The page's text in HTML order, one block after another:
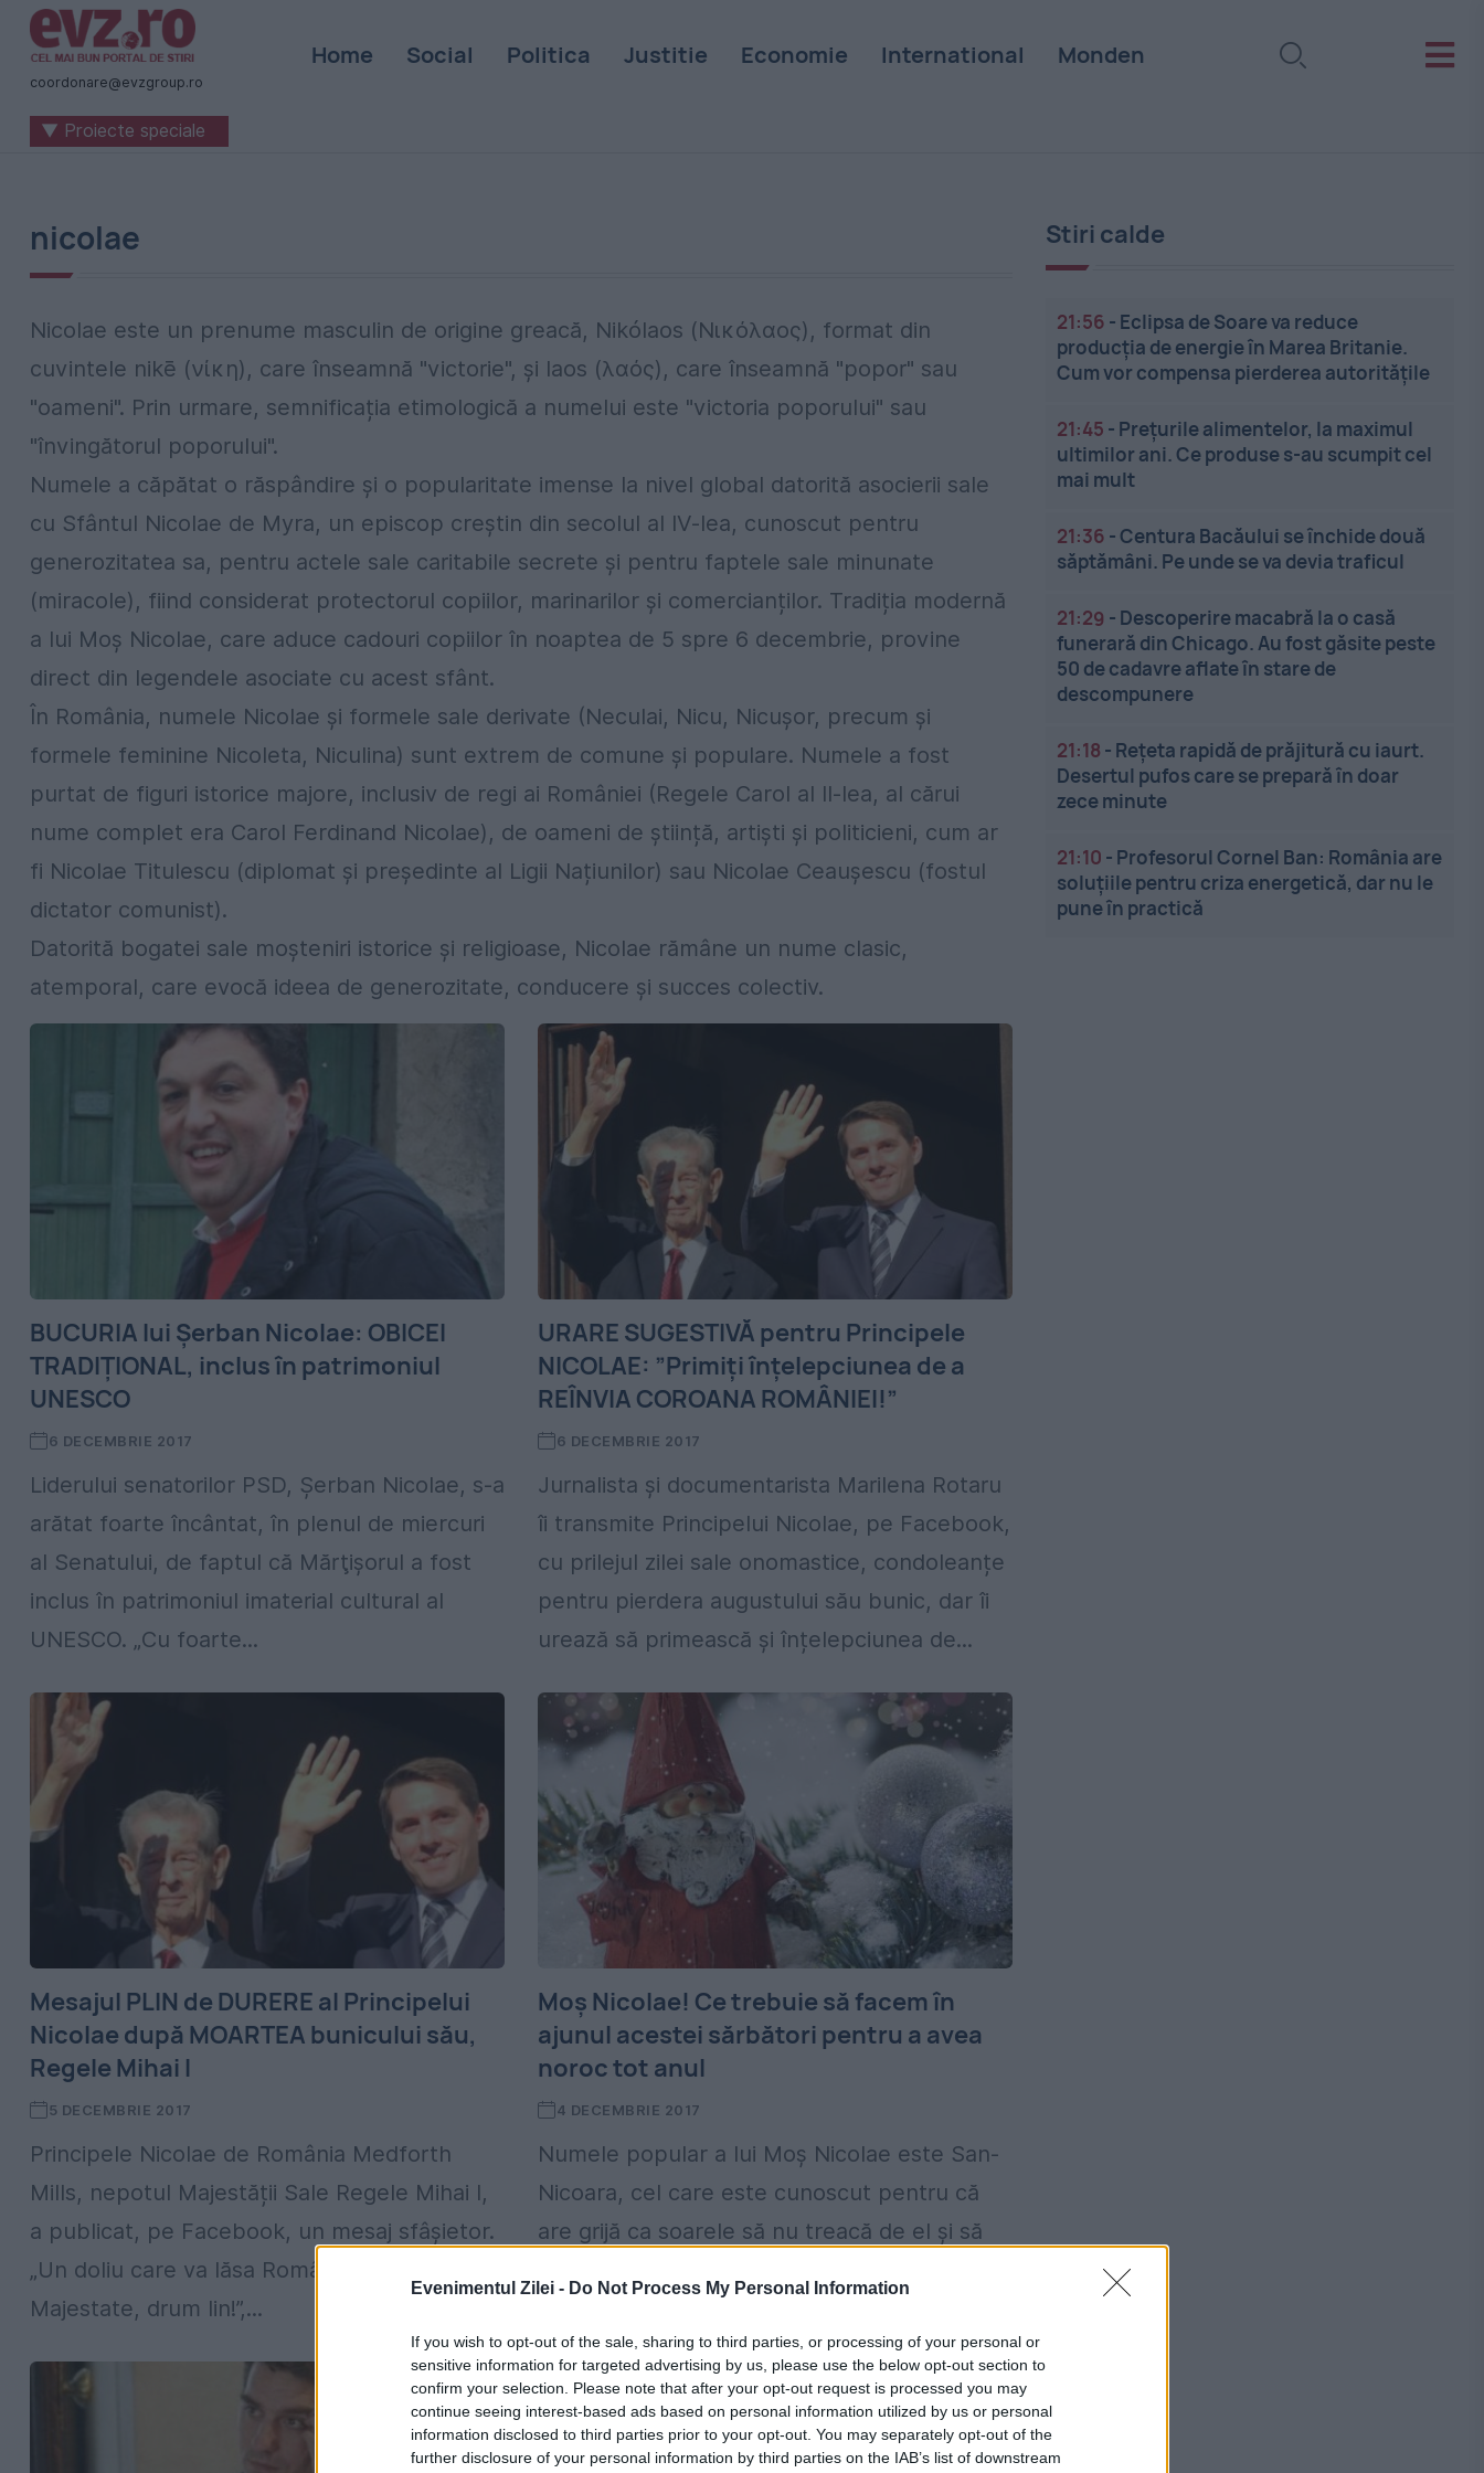
Evenimentul Zilei - Do Not Process My Personal Information
If you wish to opt-out of the sale, sharing to third parties, or processing of your personal or
sensitive information for targeted advertising by us, please use the below opt-out section to
confirm your selection. Please note that after your opt-out request is processed you may
continue seeing interest-based ads based on personal information utilized by us or personal
information disclosed to third parties prior to your opt-out. You may separately opt-out of the
further disclosure of your personal information by third parties on the IAB’s list of downstream
Știri
naționale
internaționale
România
-
Zilei
coordonare@evzgroup.ro
Home Social Politica Justitie Economie International Monden
▼ Proiecte speciale
nicolae
Nicolae este un prenume masculin de origine greacă, Nikólaos (Νικόλαος), format din
cuvintele nikē (νίκη), care înseamnă "victorie", și laos (λαός), care înseamnă "popor" sau
"oameni". Prin urmare, semnificația etimologică a numelui este "victoria poporului" sau
"învingătorul poporului".
Numele a căpătat o răspândire și o popularitate imense la nivel global datorită asocierii sale
cu Sfântul Nicolae de Myra, un episcop creștin din secolul al IV-lea, cunoscut pentru
generozitatea sa, pentru actele sale caritabile secrete și pentru faptele sale minunate
(miracole), fiind considerat protectorul copiilor, marinarilor și comercianților. Tradiția modernă
a lui Moș Nicolae, care aduce cadouri copiilor în noaptea de 5 spre 6 decembrie, provine
direct din legendele asociate cu acest sfânt.
În România, numele Nicolae și formele sale derivate (Neculai, Nicu, Nicușor, precum și
formele feminine Nicoleta, Niculina) sunt extrem de comune și populare. Numele a fost
purtat de figuri istorice majore, inclusiv de regi ai României (Regele Carol al II-lea, al cărui
nume complet era Carol Ferdinand Nicolae), de oameni de știință, artiști și politicieni, cum ar
fi Nicolae Titulescu (diplomat și președinte al Ligii Națiunilor) sau Nicolae Ceaușescu (fostul
dictator comunist).
Datorită bogatei sale moșteniri istorice și religioase, Nicolae rămâne un nume clasic,
atemporal, care evocă ideea de generozitate, conducere și succes colectiv.
BUCURIA lui Șerban Nicolae: OBICEI
TRADIȚIONAL, inclus în patrimoniul
UNESCO
6 DECEMBRIE 2017
Liderului senatorilor PSD, Șerban Nicolae, s-a
arătat foarte încântat, în plenul de miercuri
al Senatului, de faptul că Mărţişorul a fost
inclus în patrimoniul imaterial cultural al
UNESCO. „Cu foarte...
URARE SUGESTIVĂ pentru Principele
NICOLAE: ”Primiți înțelepciunea de a
REÎNVIA COROANA ROMÂNIEI!”
6 DECEMBRIE 2017
Jurnalista și documentarista Marilena Rotaru
îi transmite Principelui Nicolae, pe Facebook,
cu prilejul zilei sale onomastice, condoleanțe
pentru pierdera augustului său bunic, dar îi
urează să primească și înțelepciunea de...
Mesajul PLIN de DURERE al Principelui
Nicolae după MOARTEA bunicului său,
Regele Mihai I
5 DECEMBRIE 2017
Principele Nicolae de România Medforth
Mills, nepotul Majestății Sale Regele Mihai I,
a publicat, pe Facebook, un mesaj sfâșietor.
„Un doliu care va lăsa România fără lacrimi.
Majestate, drum lin!”,...
Moș Nicolae! Ce trebuie să facem în
ajunul acestei sărbători pentru a avea
noroc tot anul
4 DECEMBRIE 2017
Numele popular a lui Moș Nicolae este San-
Nicoara, cel care este cunoscut pentru că
are grijă ca soarele să nu treacă de el și să
Stiri calde
21:56 - Eclipsa de Soare va reduce
producția de energie în Marea Britanie.
Cum vor compensa pierderea autoritățile
21:45 - Prețurile alimentelor, la maximul
ultimilor ani. Ce produse s-au scumpit cel
mai mult
21:36 -Centura Bacăului se închide două
săptămâni. Pe unde se va devia traficul
21:29 - Descoperire macabră la o casă
funerară din Chicago. Au fost găsite peste
50 de cadavre aflate în stare de
descompunere
21:18 - Rețeta rapidă de prăjitură cu iaurt.
Desertul pufos care se prepară în doar
zece minute
21:10 - Profesorul Cornel Ban: România are
soluțiile pentru criza energetică, dar nu le
pune în practică